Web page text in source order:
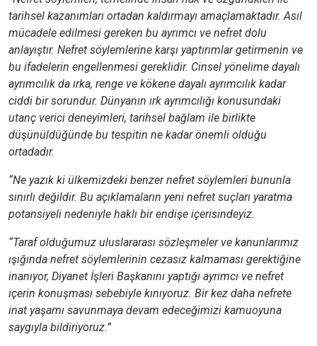
tarihsel kazanımları ortadan kaldırmayı amaçlamaktadır. Asıl
mücadele edilmesi gereken bu ayrımcı ve nefret dolu
anlayıştır. Nefret söylemlerine karşı yaptırımlar getirmenin ve
bu ifadelerin engellenmesi gereklidir. Cinsel yönelime dayalı
ayrımcılık da ırka, renge ve kökene dayalı ayrımcılık kadar
ciddi bir sorundur. Dünyanın ırk ayrımcılığı konusundaki
utanç verici deneyimleri, tarihsel bağlam ile birlikte
düşünüldüğünde bu tespitin ne kadar önemli olduğu
ortadadır.
“Ne yazık ki ülkemizdeki benzer nefret söylemleri bununla
sınırlı değildir. Bu açıklamaların yeni nefret suçları yaratma
potansiyeli nedeniyle haklı bir endişe içerisindeyiz.
“Taraf olduğumuz uluslararası sözleşmeler ve kanunlarımız
ışığında nefret söylemlerinin cezasız kalmaması gerektiğine
inanıyor, Diyanet İşleri Başkanını yaptığı ayrımcı ve nefret
içerin konuşması sebebiyle kınıyoruz. Bir kez daha nefrete
inat yaşamı savunmaya devam edeceğimizi kamuoyuna
saygıyla bildiriyoruz.”